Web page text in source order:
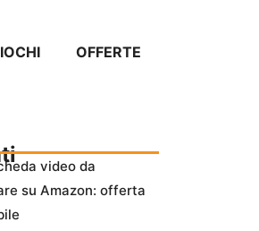
OFFERTE
video da
su Amazon: offerta